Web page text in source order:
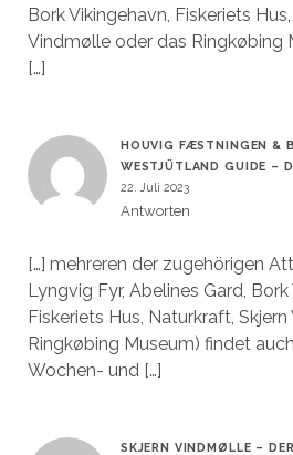
Bork Vikingehavn, Fiskeriets
Vindmølle oder das Ringkøbing
[…]
HOUVIG FÆSTNINGEN &
WESTJÜTLAND GUIDE –
22. Juli 2023
Antworten
[…] mehreren der zugehörigen
Lyngvig Fyr, Abelines Gard, Bork
Fiskeriets Hus, Naturkraft,
Ringkøbing Museum) findet
Wochen- und […]
SKJERN VINDMØLLE –